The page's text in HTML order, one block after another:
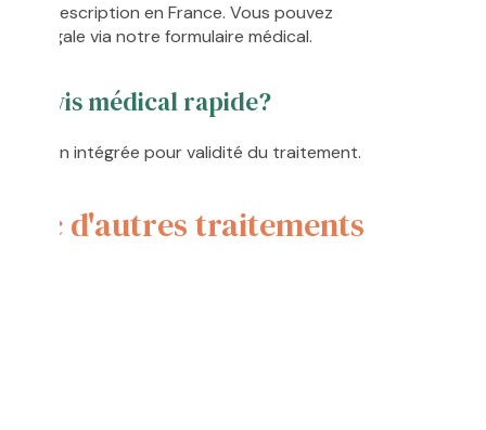
à prescription en France. Vous pouvez
légale via notre formulaire médical.
avis médical rapide?
intégrée pour validité du traitement.
d'autres traitements